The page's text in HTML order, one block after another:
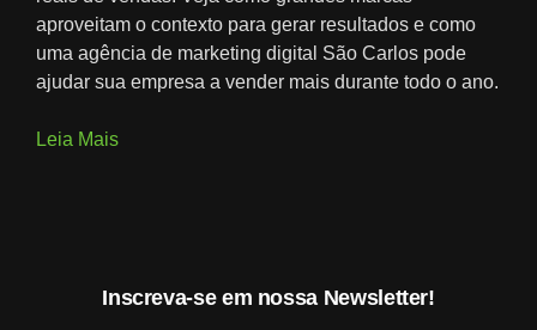
aproveitam o contexto para gerar resultados e como
uma agência de marketing digital São Carlos pode
ajudar sua empresa a vender mais durante todo o ano.
Leia Mais
Inscreva-se em nossa Newsletter!